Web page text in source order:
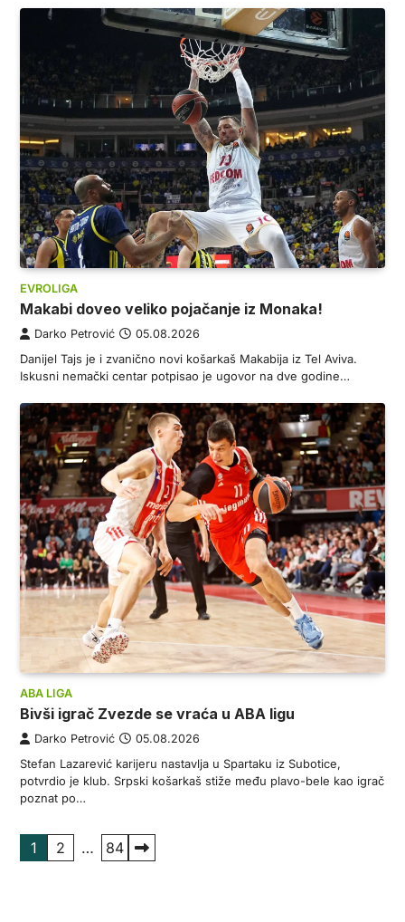
EVROLIGA
Makabi doveo veliko pojačanje iz Monaka!
Darko Petrović 05.08.2026
Danijel Tajs je i zvanično novi košarkaš Makabija iz Tel Aviva.
Iskusni nemački centar potpisao je ugovor na dve godine…
ABA LIGA
Bivši igrač Zvezde se vraća u ABA ligu
Darko Petrović 05.08.2026
Stefan Lazarević karijeru nastavlja u Spartaku iz Subotice,
potvrdio je klub. Srpski košarkaš stiže među plavo-bele kao igrač
poznat po…
Пагинација
1 2 … 84